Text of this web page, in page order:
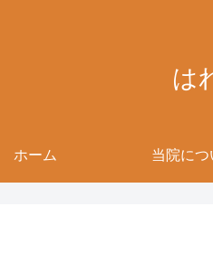
は
ホーム 当院につ